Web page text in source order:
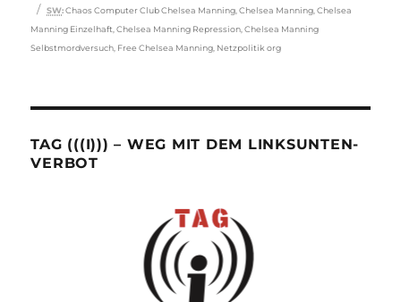
Schlagwörter
SW: Chaos Computer Club Chelsea Manning,Chelsea Manning,Chelsea
Manning Einzelhaft,Chelsea Manning Repression,Chelsea Manning
Selbstmordversuch, Free Chelsea Manning, Netzpolitik org
TAG (((I))) – WEG MIT DEM LINKSUNTEN-
VERBOT